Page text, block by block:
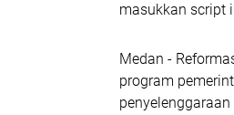
masukkan script
Medan -
program